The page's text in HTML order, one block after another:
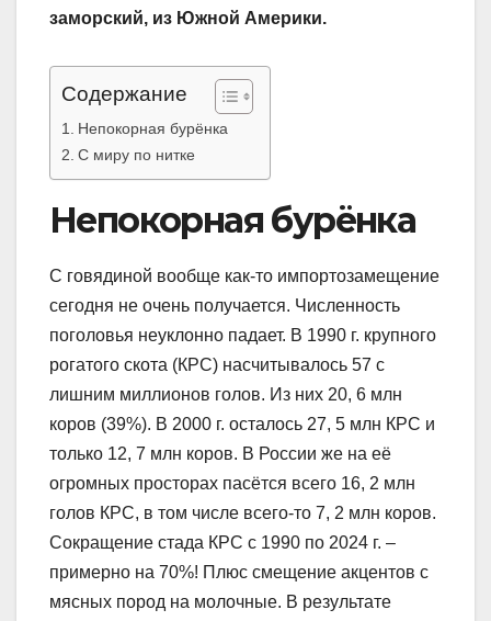
заморский, из Южной Америки.
Содержание
Непокорная бурёнка
С миру по нитке
Непокорная бурёнка
С говядиной вообще как-то импортозамещение
сегодня не очень получается. Численность
поголовья неуклонно падает. В 1990 г. крупного
рогатого скота (КРС) насчитывалось 57 с
лишним миллионов голов. Из них 20, 6 млн
коров (39%). В 2000 г. осталось 27, 5 млн КРС и
только 12, 7 млн коров. В России же на её
огромных просторах пасётся всего 16, 2 млн
голов КРС, в том числе всего-то 7, 2 млн коров.
Сокращение стада КРС с 1990 по 2024 г. –
примерно на 70%! Плюс смещение акцентов с
мясных пород на молочные. В результате